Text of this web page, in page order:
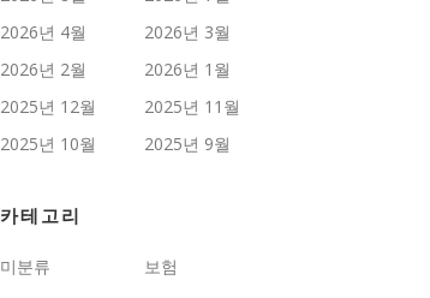
2026년 4월
2026년 3월
2026년 2월
2026년 1월
2025년 12월
2025년 11월
2025년 10월
2025년 9월
카테고리
미분류 보험